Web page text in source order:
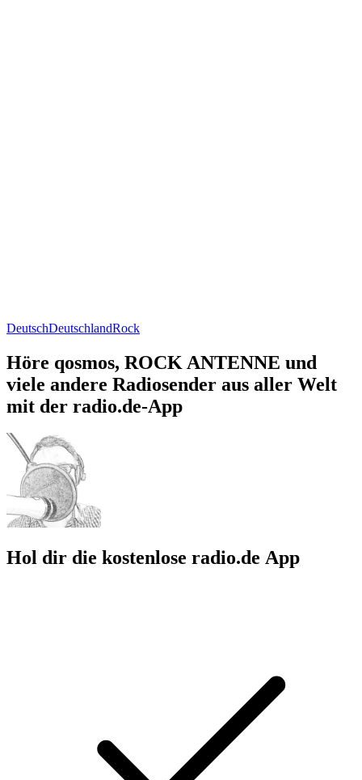
DeutschDeutschlandRock
Höre qosmos, ROCK ANTENNE und
viele andere Radiosender aus aller Welt
mit der radio.de-App
Hol dir die kostenlose radio.de App